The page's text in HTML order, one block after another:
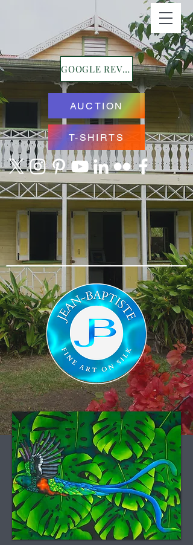
GOOGLE REVIEWS
AUCTION
T-SHIRTS